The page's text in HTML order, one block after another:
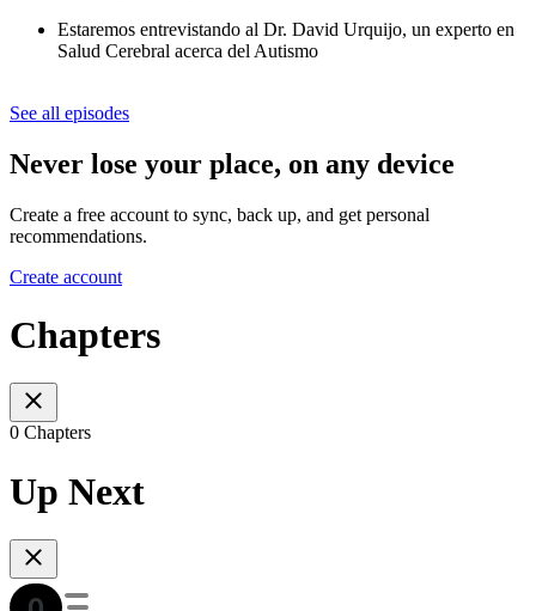
Estaremos entrevistando al Dr. David Urquijo, un experto en
Salud Cerebral acerca del Autismo
See all episodes
Never lose your place, on any device
Create a free account to sync, back up, and get personal
recommendations.
Create account
Chapters
0 Chapters
Up Next